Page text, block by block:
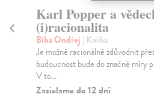
Karl Popper a
(i)racionalita
Bíba Ondřej | Kniha
Je možné racionálně zdůvodnit
budoucnost bude do značné míry
V to...
Zasielame do 12 dní